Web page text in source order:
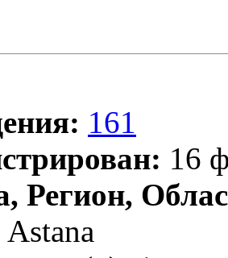
161
16
Регион,
Astana